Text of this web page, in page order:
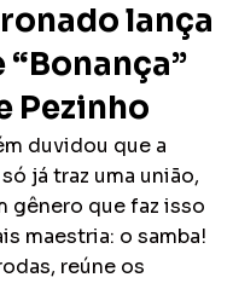
lança
Pezinho
duvidou que a
já traz uma união,
gênero que faz isso
maestria: o samba!
reúne os